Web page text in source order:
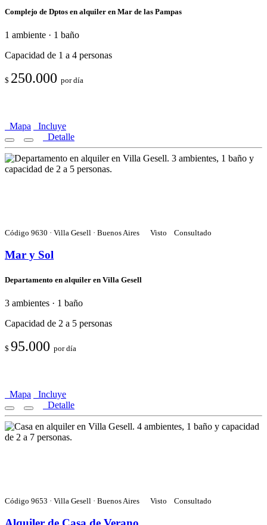
Complejo de Dptos en alquiler en Mar de las Pampas
1 ambiente · 1 baño
Capacidad de 1 a 4 personas
$ 250.000 por día
Mapa
Incluye
Detalle
Código 9630 · Villa Gesell · Buenos Aires Visto Consultado
Mar y Sol
Departamento en alquiler en Villa Gesell
3 ambientes · 1 baño
Capacidad de 2 a 5 personas
$ 95.000 por día
Mapa
Incluye
Detalle
Código 9653 · Villa Gesell · Buenos Aires Visto Consultado